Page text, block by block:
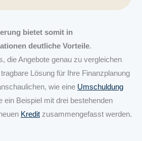
bietet somit in
deutliche Vorteile.
die Angebote genau zu vergleichen
Lösung für Ihre Finanzplanung
wie eine Umschuldung
ein Beispiel mit drei bestehenden
Kredit zusammengefasst werden.